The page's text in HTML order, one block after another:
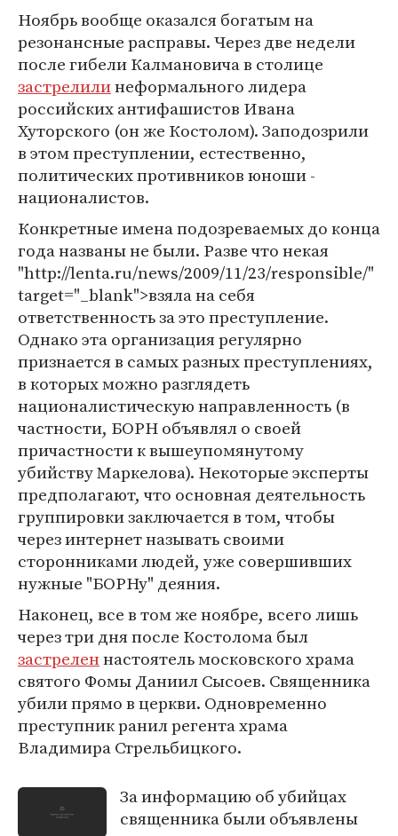
Ноябрь вообще оказался богатым на
резонансные расправы. Через две недели
после гибели Калмановича в столице
застрелилинеформального лидера
российских антифашистов Ивана
Хуторского (он же Костолом). Заподозрили
в этом преступлении, естественно,
политических противников юноши -
националистов.
Конкретные имена подозреваемых до конца
года названы не были. Разве что некая
"http://lenta.ru/news/2009/11/23/responsible/"
target="_blank">взяла на себя
ответственность за это преступление.
Однако эта организация регулярно
признается в самых разных преступлениях,
в которых можно разглядеть
националистическую направленность (в
частности, БОРН объявлял о своей
причастности к вышеупомянутому
убийству Маркелова). Некоторые эксперты
предполагают, что основная деятельность
группировки заключается в том, чтобы
через интернет называть своими
сторонниками людей, уже совершивших
нужные "БОРНу" деяния.
Наконец, все в том же ноябре, всего лишь
через три дня после Костолома был
застреленнастоятель московского храма
святого Фомы Даниил Сысоев. Священника
убили прямо в церкви. Одновременно
преступник ранил регента храма
Владимира Стрельбицкого.
За информацию об убийцах
священника были объявлены